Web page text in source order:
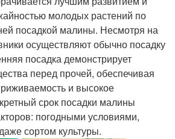
молодых растений по
посадкой малины. Несмотря на
осуществляют обычно посадку
посадка демонстрирует
перед прочей, обеспечивая
и высокое
срок посадки малины
погодными условиями,
сортом культуры.